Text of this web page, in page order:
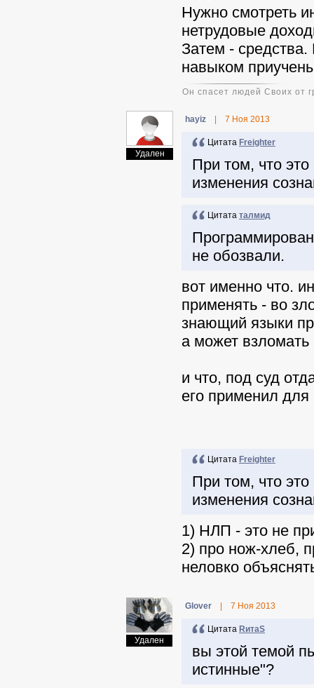
Нужно смотреть
нетрудовые
Затем -
навыком
Он спасет людей Своих от
Удален
hayiz 7 Ноя 2013
Цитата Freighter
При том, что
изменения
Цитата талмид
не обозвали.
вот именно что.
применять - во
знающий языки
а может взломать
и что, под суд
его применил
Цитата Freighter
При том, что
изменения
1) НЛП - это не
2) про нож-хлеб,
неловко
Удален
Glover 7 Ноя 2013
Цитата RитаS
вы этой темой
истинные"?